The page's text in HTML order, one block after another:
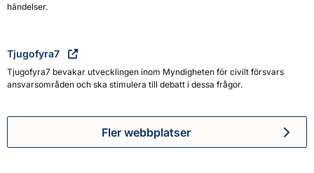
händelser.
Tjugofyra7
Tjugofyra7 bevakar utvecklingen inom Myndigheten för civilt försvars
ansvarsområden och ska stimulera till debatt i dessa frågor.
Fler webbplatser